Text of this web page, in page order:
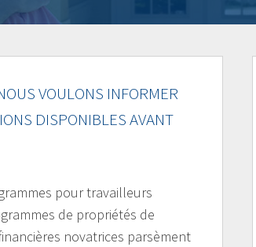
VOULONS INFORMER
DISPONIBLES AVANT
pour travailleurs
de propriétés de
novatrices parsèment